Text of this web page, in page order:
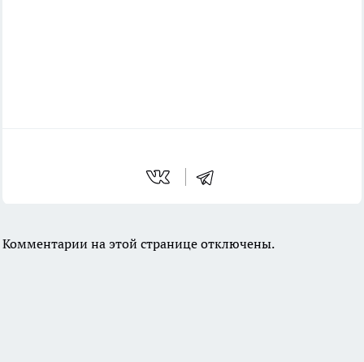
Комментарии на этой странице отключены.